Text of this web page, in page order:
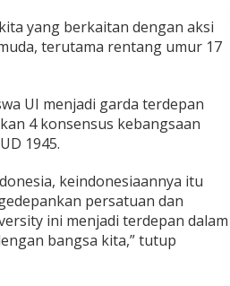
yang berkaitan dengan aksi
terutama rentang umur 17
UI menjadi garda terdepan
4 konsensus kebangsaan
1945.
keindonesiaannya itu
persatuan dan
ini menjadi terdepan dalam
bangsa kita,” tutup